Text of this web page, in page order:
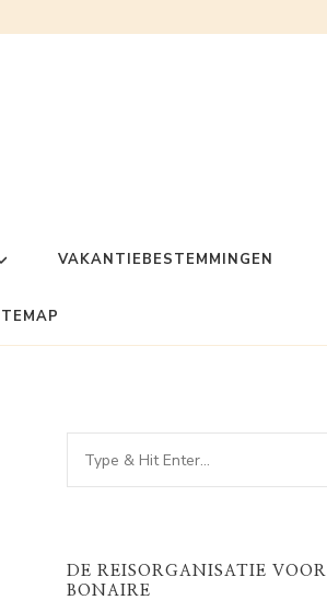
VAKANTIEBESTEMMINGEN
Looking
for
DE REISORGANISATIE VOOR
BONAIRE